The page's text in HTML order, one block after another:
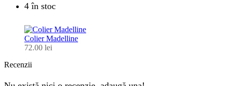
4 în stoc
Colier Madelline
72.00 lei
Recenzii